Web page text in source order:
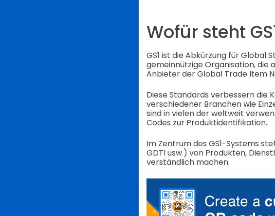
Wofür steht
GS1 ist die Abkürzung für Global
gemeinnützige Organisation,
Anbieter der Global Trade Item
Diese Standards verbessern die
verschiedener Branchen wie
sind in vielen der weltweit
Codes zur Produktidentifikation.
Im Zentrum des GS1-Systems
GDTI usw.) von Produkten,
verständlich machen.